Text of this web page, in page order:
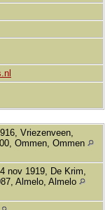
Vriezenveen,
Ommen, Ommen
nov 1919, De Krim,
Almelo, Almelo